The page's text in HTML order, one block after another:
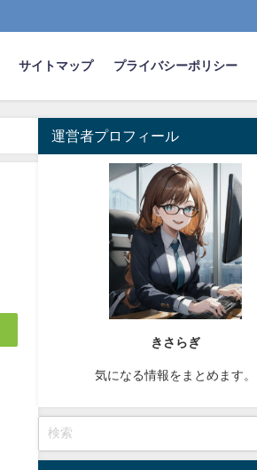
サイトマップ プライバシーポリシー
運営者プロフィール
きさらぎ
気になる情報をまとめます。